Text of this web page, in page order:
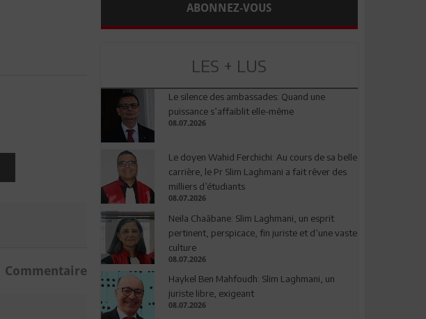
Commentaire
ABONNEZ-VOUS
LES + LUS
Le silence des ambassades: Quand une
puissance s’affaiblit elle-même
08.07.2026
Le doyen Wahid Ferchichi: Au cours de sa belle
carrière, le Pr Slim Laghmani a fait rêver des
milliers d’étudiants
08.07.2026
Neila Chaâbane: Slim Laghmani, un esprit
pertinent, perspicace, fin juriste et d’une vaste
culture
08.07.2026
Haykel Ben Mahfoudh: Slim Laghmani, un
juriste libre, exigeant
08.07.2026